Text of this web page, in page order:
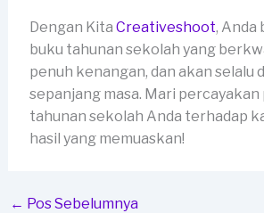
Dengan Kita Creativeshoot, Anda
buku tahunan sekolah yang
penuh kenangan, dan akan selalu
sepanjang masa. Mari
tahunan sekolah Anda terhadap
hasil yang memuaskan!
← Pos Sebelumnya